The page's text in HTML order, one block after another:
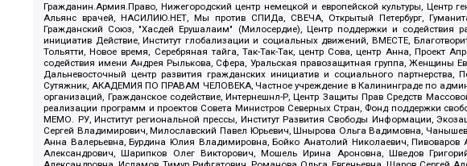
Гражданин.Армия.Право, Нижегородский центр немецкой и европейской культуры, Центр
Альянс врачей, НАСИЛИЮ.НЕТ, Мы против СПИДа, СВЕЧА, Открытый Петербург,
Гражданский Союз, "Хасдей Ерушалаим" (Милосердие), Центр поддержки и
инициатив Действие, Институт глобализации и социальных движений, ВМЕСТЕ,
Тольятти, Новое время, Серебряная тайга, Так-Так-Так, центр Сова, центр Анна, Проект
содействия имени Андрея Рылькова, Сфера, Уральская правозащитная группа, Женщины
Дальневосточный центр развития гражданских инициатив и социального
Сутяжник, АКАДЕМИЯ ПО ПРАВАМ ЧЕЛОВЕКА, Частное учреждение в Калининграде по
организаций, Гражданское содействие, Интернешнл-Р, Центр Защиты Прав Средств
реализации программ и проектов Совета Министров Северных Стран, Фонд поддержки
МЕМО. РУ, Институт региональной прессы, Институт Развития Свободы Информации,
Сергей Владимирович, Милославский Павел Юрьевич, Шнырова Ольга Вадимовна,
Анна Валерьевна, Бурдина Юлия Владимировна, Бойко Анатолий Николаевич, Пивоваров
Александрович, Шарипков Олег Викторович, Мошель Ирина Ароновна, Шведов